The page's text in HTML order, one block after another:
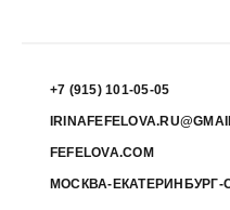
+7 (915) 101-05-05
FEFELOVA.COM
МОСКВА-ЕКАТЕРИНБУРГ-